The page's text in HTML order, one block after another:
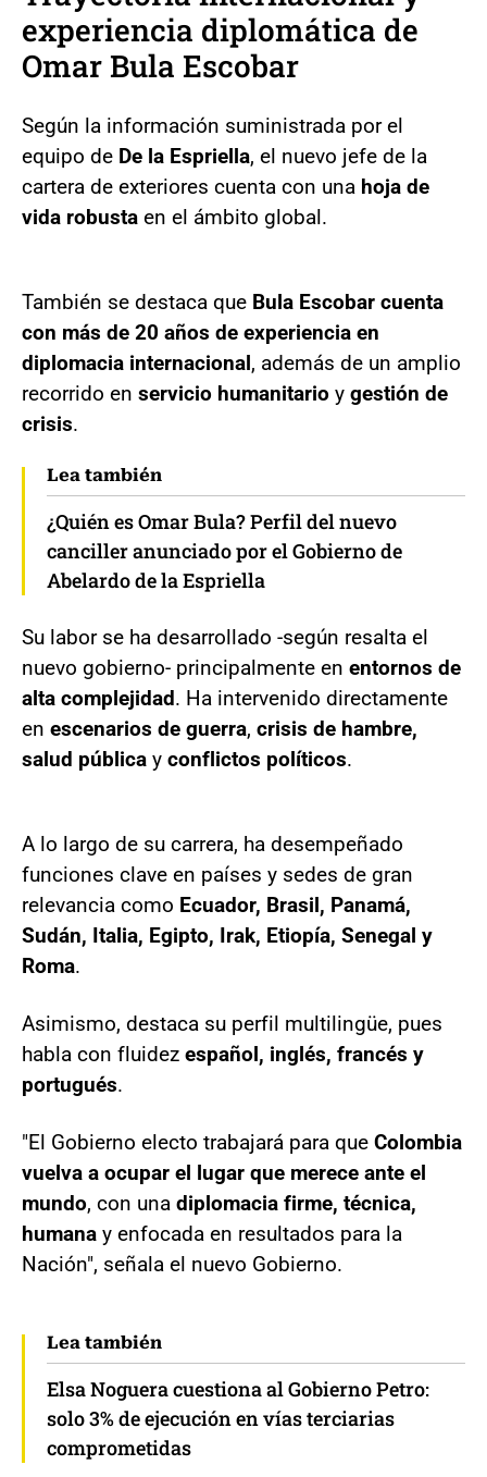
experiencia diplomática de
Omar Bula Escobar
Según la información suministrada por el
equipo de De la Espriella, el nuevo jefe de la
cartera de exteriores cuenta con una hoja de
vida robusta en el ámbito global.
También se destaca que Bula Escobar cuenta
con más de 20 años de experiencia en
diplomacia internacional, además de un amplio
recorrido en servicio humanitario y gestión de
crisis.
Lea también
¿Quién es Omar Bula? Perfil del nuevo
canciller anunciado por el Gobierno de
Abelardo de la Espriella
Su labor se ha desarrollado -según resalta el
nuevo gobierno- principalmente en entornos de
alta complejidad. Ha intervenido directamente
en escenarios de guerra, crisis de hambre,
salud pública y conflictos políticos.
A lo largo de su carrera, ha desempeñado
funciones clave en países y sedes de gran
relevancia como Ecuador, Brasil, Panamá,
Sudán, Italia, Egipto, Irak, Etiopía, Senegal y
Roma.
Asimismo, destaca su perfil multilingüe, pues
habla con fluidez español, inglés, francés y
portugués.
"El Gobierno electo trabajará para que Colombia
vuelva a ocupar el lugar que merece ante el
mundo, con una diplomacia firme, técnica,
humana y enfocada en resultados para la
Nación", señala el nuevo Gobierno.
Lea también
Elsa Noguera cuestiona al Gobierno Petro:
solo 3% de ejecución en vías terciarias
comprometidas